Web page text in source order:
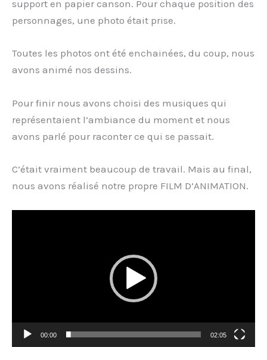
support en papier canson. Pour chaque position des
personnages, une photo était prise.
Toutes les photos ont été enchainées, du coup, nous
avons animé nos dessins.
Pour finir nous avons choisi des musiques qui
représentaient l’ambiance du moment et nous
avons parlé pour raconter ce qui se passait.
C’était vraiment beaucoup de travail. Mais au final,
nous avons réalisé notre propre FILM D’ANIMATION.
00:00 02:05